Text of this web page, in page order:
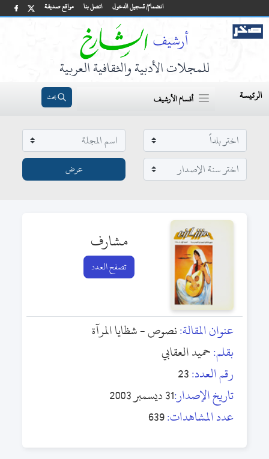
مواقع صديقة اتصل بنا انضمام/ تسجيل الدخول
للمجلات الأدبية والثقافية العربية
الرئيسة أقسام الأرشيف بحث
مشارف
تصفح العدد
عنوان المقالة:نصوص - شظايا المرآة
بقلم:حميد العقابي
رقم العدد:23
تاريخ الإصدار:31 ديسمبر 2003
عدد المشاهدات:639